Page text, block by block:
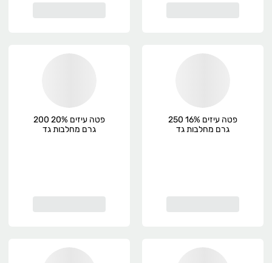
פטה עיזים 16% 250
גרם מחלבות גד
פטה עיזים 20% 200
גרם מחלבות גד